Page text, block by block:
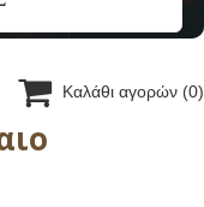
 Καλάθι αγορών (0)